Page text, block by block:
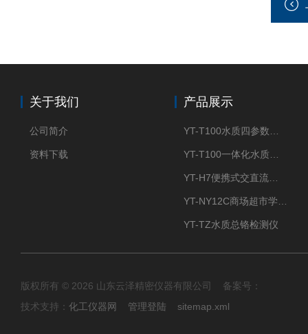
关于我们
公司简介
资料下载
产品展示
YT-TZ水质总铬检测仪
版权所有 © 2026 山东云泽精密仪器有限公司 备案号：
技术支持： 化工仪器网 管理登陆 sitemap.xml